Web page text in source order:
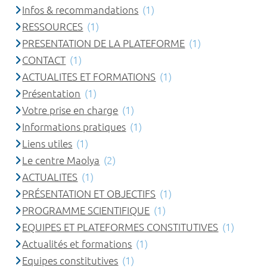
Infos & recommandations (1)
RESSOURCES (1)
PRESENTATION DE LA PLATEFORME (1)
CONTACT (1)
ACTUALITES ET FORMATIONS (1)
Présentation (1)
Votre prise en charge (1)
Informations pratiques (1)
Liens utiles (1)
Le centre Maolya (2)
ACTUALITES (1)
PRÉSENTATION ET OBJECTIFS (1)
PROGRAMME SCIENTIFIQUE (1)
EQUIPES ET PLATEFORMES CONSTITUTIVES (1)
Actualités et formations (1)
Equipes constitutives (1)